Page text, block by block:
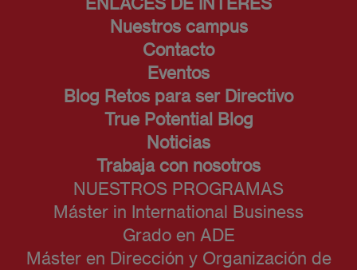
Nuestros campus
Contacto
Eventos
Blog Retos para ser Directivo
True Potential Blog
Noticias
Trabaja con nosotros
NUESTROS PROGRAMAS
Máster in International Business
Grado en ADE
Máster en Dirección y Organización de